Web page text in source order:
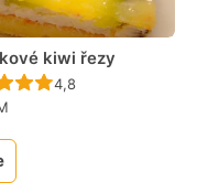
kiwi řezy
Recept ještě nebyl
4,8